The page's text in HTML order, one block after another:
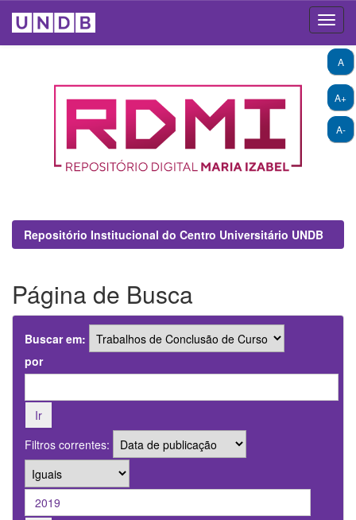
A+
A-
A
Repositório Institucional do Centro Universitário UNDB
Página de Busca
Buscar em:
por
Filtros correntes: